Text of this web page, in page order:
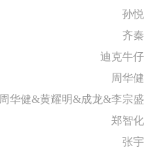
孙悦
齐秦
迪克牛仔
周华健
周华健&黄耀明&成龙&李宗盛
郑智化
张宇